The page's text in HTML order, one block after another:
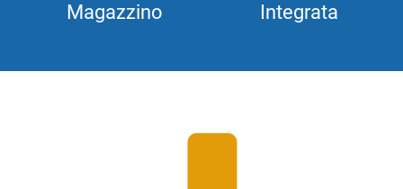
Magazzino
Integrata